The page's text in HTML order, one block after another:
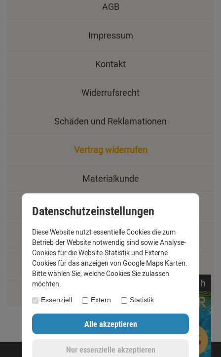
AGB
Impressum
Kontakt
Widerrufsrecht
Schäden und Reklamationen
Vertrag widerrufen
Materialkunde
Fachbegriffe
Jobs
Montage und Installationshilfen
h
Datenschutzeinstellungen
Diese Website nutzt essentielle Cookies die zum
Betrieb der Website notwendig sind sowie Analyse-
Cookies für die Website-Statistik und Externe
Cookies für das anzeigen von Google Maps Karten.
Bitte wählen Sie, welche Cookies Sie zulassen
möchten.
Essenziell Extern Statistik